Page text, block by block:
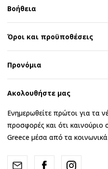
Βοήθεια
Όροι και προϋποθέσεις
Προνόμια
Ακολουθήστε μας
Ενημερωθείτε πρώτοι για τα
προσφορές και ότι καινούριο
Greece μέσα από τα